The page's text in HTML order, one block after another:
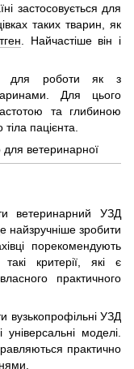
застосовується для
таких тварин, як
. Найчастіше він і
для роботи як з
Для цього
та глибиною
пацієнта.
ветеринарний УЗД
найзручніше зробити
порекомендують
критерії, які є
практичного
УЗД
моделі.
практично